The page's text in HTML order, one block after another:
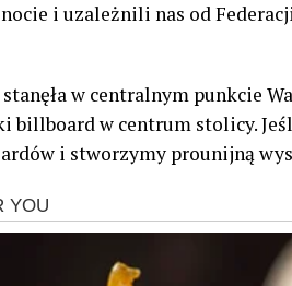
i uzależnili nas od
w centralnym punkcie
w centrum stolicy.
i stworzymy prounijną